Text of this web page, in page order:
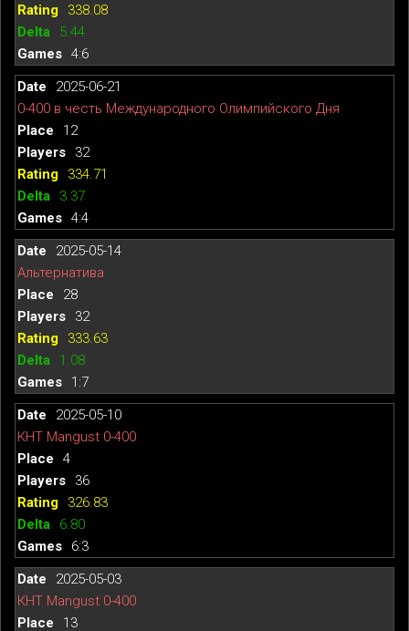
338.08
5.44
4:6
2025-06-21
0-400 в честь Международного Олимпийского Дня
12
32
334.71
3.37
4:4
2025-05-14
Альтернатива
28
32
333.63
1.08
1:7
2025-05-10
КНТ Mangust 0-400
4
36
326.83
6.80
6:3
2025-05-03
КНТ Mangust 0-400
13